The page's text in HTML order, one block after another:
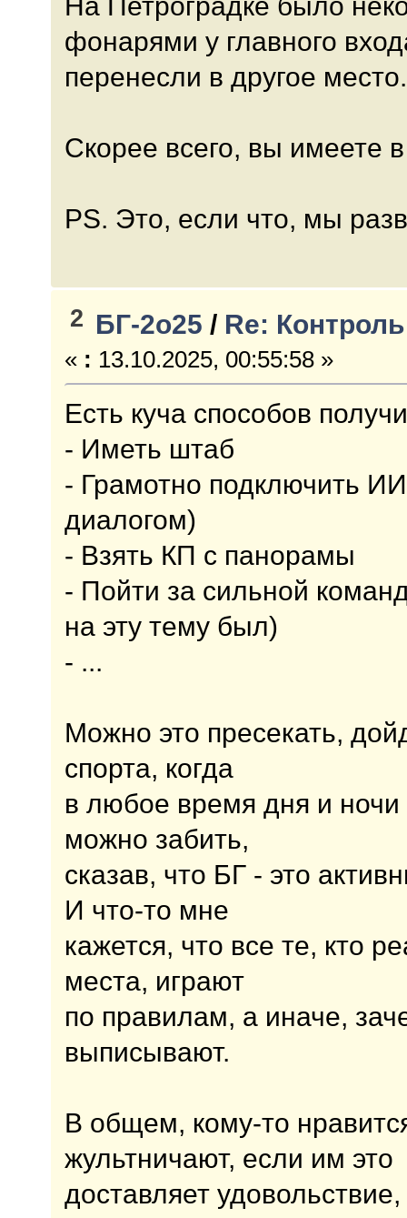
фонарями у главного
перенесли в другое
Скорее всего, вы имеете
PS. Это, если что, мы
2 БГ-2о25 / Re:
« : 13.10.2025, 00:55:58 »
Есть куча способов
- Иметь штаб
- Грамотно подключить
диалогом)
- Взять КП с панорамы
- Пойти за сильной
на эту тему был)
- ...
Можно это пресекать,
спорта, когда
в любое время дня и ночи
можно забить,
сказав, что БГ - это
И что-то мне
кажется, что все те, кто
места, играют
по правилам, а иначе,
выписывают.
В общем, кому-то
жультничают, если им это
доставляет